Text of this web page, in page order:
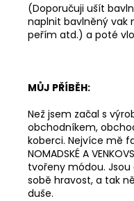
(Doporučuji ušít
naplnit bavlněný vak
peřím atd.) a poté
MŮJ PŘÍBĚH:
Než jsem začal s
obchodníkem,
koberci. Nejvíce mě
NOMADSKÉ A
tvořeny módou.
sobě hravost, a tak
duše.